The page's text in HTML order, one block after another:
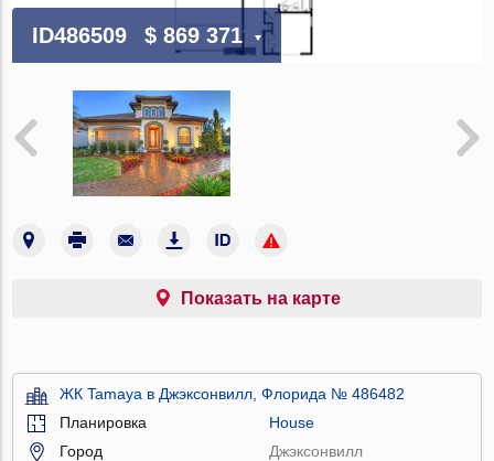
ID486509 $ 869 371
Показать на карте
ЖК Tamaya в Джэксонвилл, Флорида № 486482
Планировка
House
Город
Джэксонвилл